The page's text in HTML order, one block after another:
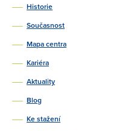
Historie
Současnost
Mapa centra
Kariéra
Aktuality
Blog
Ke stažení